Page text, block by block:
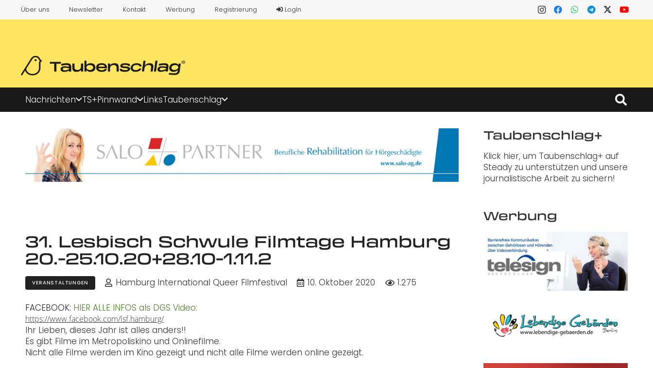
Über uns Newsletter Kontakt Werbung Registrierung LogIn
Nachrichten TS+Pinnwand LinksTaubenschlag
31. Lesbisch Schwule Filmtage Hamburg
20.-25.10.20+28.10-1.11.2
VERANSTALTUNGEN Hamburg International Queer Filmfestival 10. Oktober 2020 1.275
FACEBOOK: HIER ALLE INFOS als DGS Video:
https://www.facebook.com/lsf.hamburg/
Ihr Lieben, dieses Jahr ist alles anders!!
Es gibt Filme im Metropoliskino und Onlinefilme.
Nicht alle Filme werden im Kino gezeigt und nicht alle Filme werden online gezeigt.
Taubenschlag+
Klick hier, um Taubenschlag+ auf
Steady zu unterstützen und unsere
journalistische Arbeit zu sichern!
Werbung